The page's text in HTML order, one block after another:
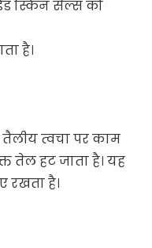
स्किन सेल्स को
है।
त्वचा पर काम
तेल हट जाता है। यह
रखता है।